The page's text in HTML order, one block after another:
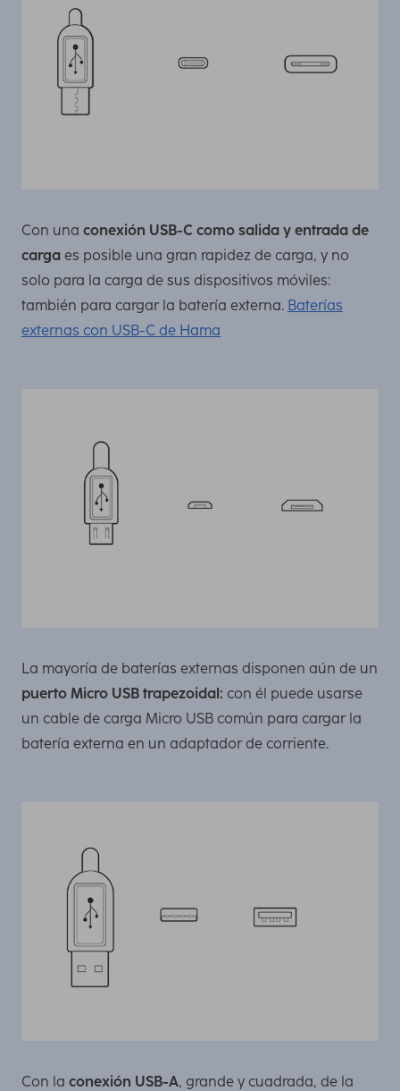
Con una conexión USB-C como salida y entrada de
carga es posible una gran rapidez de carga, y no
solo para la carga de sus dispositivos móviles:
también para cargar la batería externa. Baterías
externas con USB-C de Hama
La mayoría de baterías externas disponen aún de un
puerto Micro USB trapezoidal: con él puede usarse
un cable de carga Micro USB común para cargar la
batería externa en un adaptador de corriente.
Con la conexión USB-A, grande y cuadrada, de la